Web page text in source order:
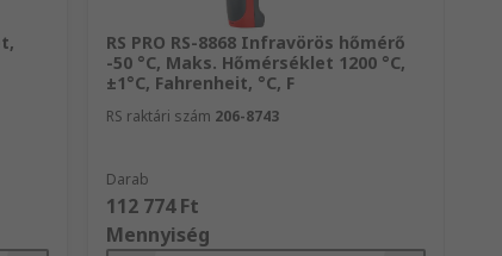
RS PRO RS-8868 Infravörös hőmérő
-50 °C, Maks. Hőmérséklet 1200 °C,
±1°C, Fahrenheit, °C, F
RS raktári szám 206-8743
Darab
112 774 Ft
Mennyiség